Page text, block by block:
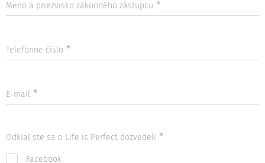
Meno a priezvisko zákonného zástupcu
Telefónne číslo
E-mail
Odkiaľ ste sa o Life is Perfect dozvedeli
Facebook